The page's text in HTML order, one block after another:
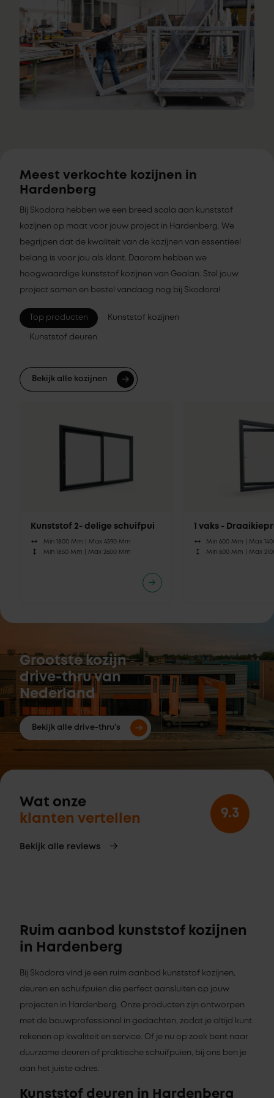
Meest verkochte kozijnen in
Hardenberg
Bij Skodora hebben we een breed scala aan kunststof
kozijnen op maat voor jouw project in Hardenberg. We
begrijpen dat de kwaliteit van de kozijnen van essentieel
belang is voor jou als klant. Daarom hebben we
hoogwaardige kunststof kozijnen van Gealan. Stel jouw
project samen en bestel vandaag nog bij Skodora!
Top producten Kunststof kozijnen
Kunststof deuren
Bekijk alle kozijnen
Kunststof 2- delige schuifpui
Min 1800 Mm | Max 4590 Mm
Min 1850 Mm | Max 2600 Mm
1 vaks -
Min 600 Mm |Max
Min 600 Mm |Max
Grootste kozijn
drive-thru van
Nederland
Bekijk alle drive-thru's
Wat onze
klanten vertellen
Bekijk alle reviews
9.3
Ruim aanbod kunststof kozijnen
in Hardenberg
Bij Skodora vind je een ruim aanbod kunststof kozijnen,
deuren en schuifpuien die perfect aansluiten op jouw
projecten in Hardenberg. Onze producten zijn ontworpen
met de bouwprofessional in gedachten, zodat je altijd kunt
rekenen op kwaliteit en service. Of je nu op zoek bent naar
duurzame deuren of praktische schuifpuien, bij ons ben je
aan het juiste adres.
Kunststof deuren in Hardenberg